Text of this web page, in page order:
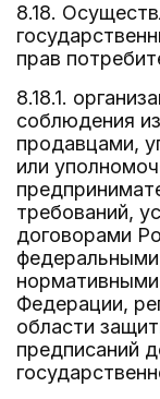
8.18.
прав
8.18.1.
соблюдения
продавцами,
или
требований,
договорами
Федерации,
области
предписаний